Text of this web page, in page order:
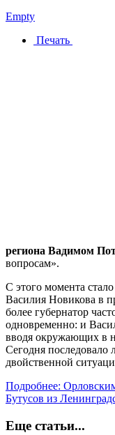
Empty
Печать
региона Вадимом
вопросам».
С этого момента
Василия Новикова в
более губернатор
одновременно: и
вводя окружающих в
Сегодня последовало
двойственной
Подробнее:
Бутусов из
Еще статьи...